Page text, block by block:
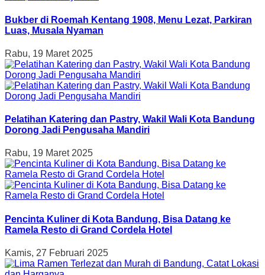
Bukber di Roemah Kentang 1908, Menu Lezat, Parkiran
Luas, Musala Nyaman
Rabu, 19 Maret 2025
Pelatihan Katering dan Pastry, Wakil Wali Kota Bandung
Dorong Jadi Pengusaha Mandiri
Rabu, 19 Maret 2025
Pencinta Kuliner di Kota Bandung, Bisa Datang ke
Ramela Resto di Grand Cordela Hotel
Kamis, 27 Februari 2025